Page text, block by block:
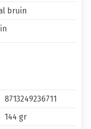
bruin
8713249236711
144 gr